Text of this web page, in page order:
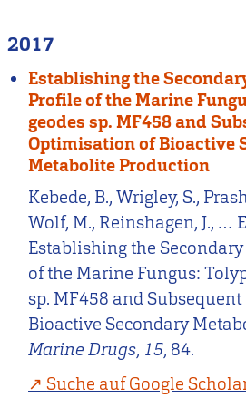
2017
Establishing the
Profile of the Marine
geodes sp. MF458 and
Optimisation of Bioactive
Metabolite Production
Kebede, B., Wrigley, S.,
Wolf, M., Reinshagen, J., …
Establishing the
of the Marine Fungus:
sp. MF458 and
Bioactive Secondary
Marine Drugs, 15, 84.
Suche auf Google